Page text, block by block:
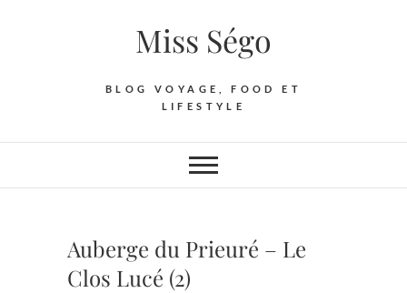
Miss Ségo
BLOG VOYAGE, FOOD ET
LIFESTYLE
Auberge du Prieuré – Le
Clos Lucé (2)